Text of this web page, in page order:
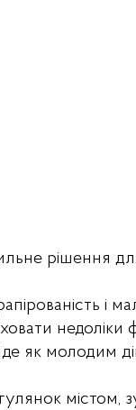
рішення
і
недоліки
як молодим
містом,